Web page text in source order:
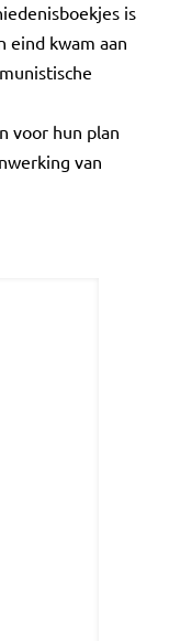
is
eind kwam aan
voor hun plan
van